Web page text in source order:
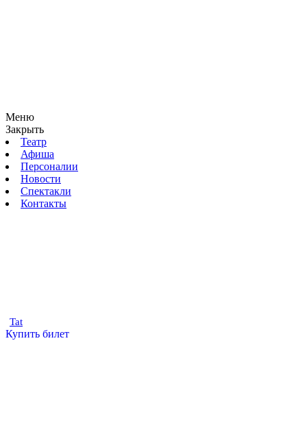
Меню
Закрыть
Театр
Афиша
Персоналии
Новости
Спектакли
Контакты
Tat
Купить билет